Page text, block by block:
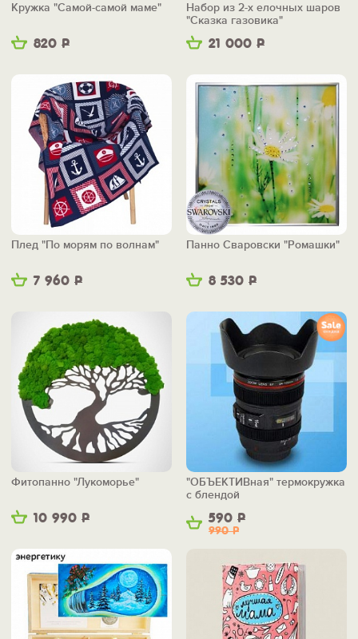
820 Р
Кружка "Самой-самой маме"
21 000 Р
Набор из 2-х елочных шаров
"Сказка газовика"
7 960 Р
Плед "По морям по волнам"
8 530 Р
Панно Сваровски "Ромашки"
10 990 Р
Фитопанно "Лукоморье"
590 Р
990Р
"ОБЪЕКТИВная" термокружка
с блендой